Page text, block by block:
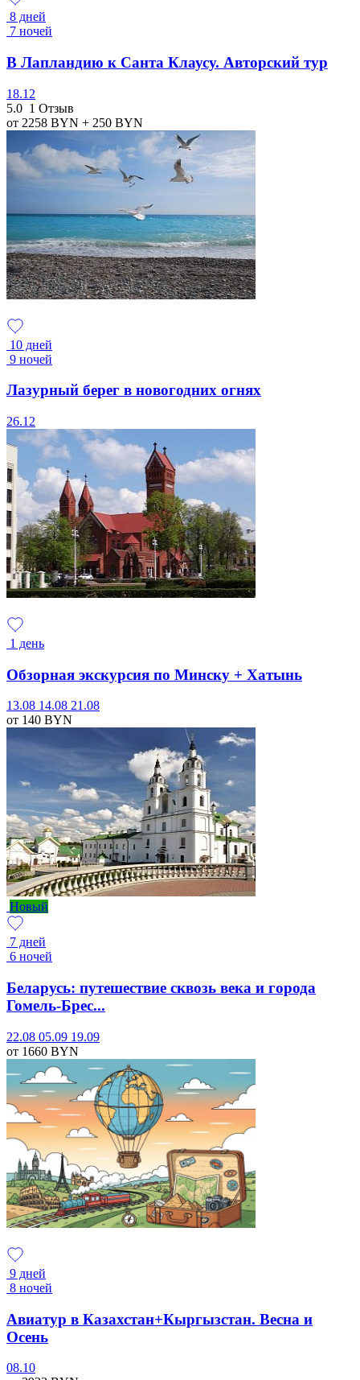
8 дней
7 ночей
В Лапландию к Санта Клаусу. Авторский тур
18.12
5.0 1 Отзыв
от 2258 BYN + 250 BYN
10 дней
9 ночей
Лазурный берег в новогодних огнях
26.12
1 день
Обзорная экскурсия по Минску + Хатынь
13.08 14.08 21.08
от 140 BYN
Новый
7 дней
6 ночей
Беларусь: путешествие сквозь века и города
Гомель-Брес...
22.08 05.09 19.09
от 1660 BYN
9 дней
8 ночей
Авиатур в Казахстан+Кыргызстан. Весна и
Осень
08.10